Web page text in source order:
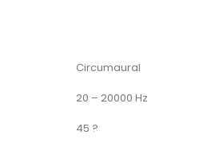
Circumaural
20 – 20000 Hz
45 ?